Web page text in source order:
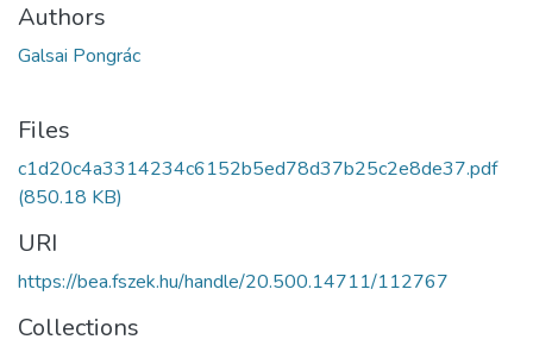
Authors
Galsai Pongrác
Files
c1d20c4a3314234c6152b5ed78d37b25c2e8de37.pdf
(850.18 KB)
URI
https://bea.fszek.hu/handle/20.500.14711/112767
Collections